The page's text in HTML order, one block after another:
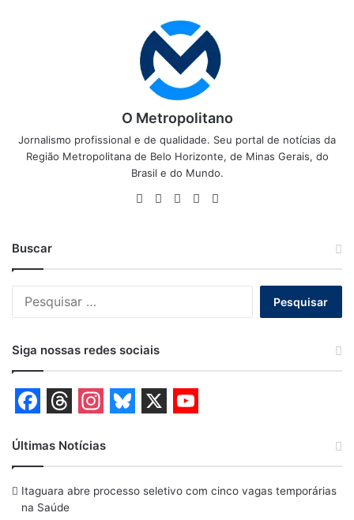
O Metropolitano
Jornalismo profissional e de qualidade. Seu portal de notícias da
Região Metropolitana de Belo Horizonte, de Minas Gerais, do
Brasil e do Mundo.
WebsiteFacebook
X YouTube
Buscar
Siga nossas redes sociais
a
c
e
h
r
e
n
s
t
u
e
u
T
Últimas Notícias
Itaguara abre processo seletivo com cinco vagas temporárias
na Saúde